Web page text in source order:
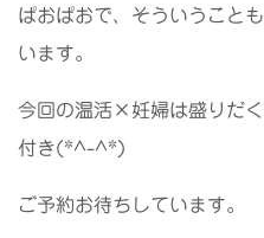
ぱおぱおで、そういうこと
います。
今回の温活×妊婦は盛りだ
付き(*^-^*)
ご予約お待ちしています。